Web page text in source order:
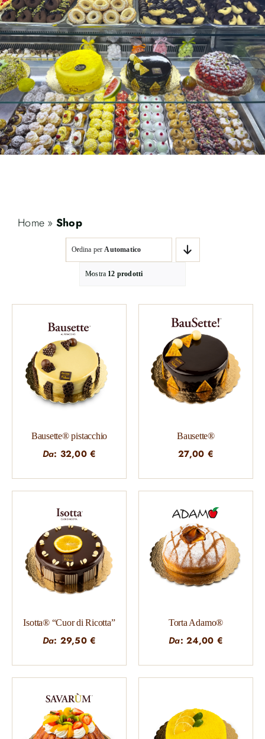
Cerca
per:
Home » Shop
Ordina perAutomatico
Mostra 12 prodotti
Bausette® pistacchio
Da: 32,00 €
Bausette®
27,00 €
Isotta® “Cuor di Ricotta”
Da: 29,50 €
Torta Adamo®
Da:24,00 €